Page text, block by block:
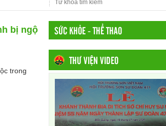
bị ngộ
trong
SỨC KHỎE - THỂ THAO
THƯ VIỆN VIDEO